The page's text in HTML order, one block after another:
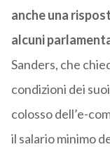
anche una
alcuni
Sanders, che
condizioni dei
colosso dell’e-
il salario minimo